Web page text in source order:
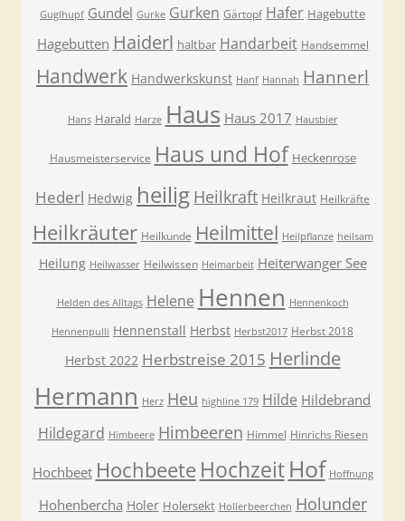
Guglhupf Gundel Gurke Gurken Gärtopf Hafer Hagebutte
Hagebutten Haiderl haltbar Handarbeit Handsemmel
Handwerk Handwerkskunst Hanf Hannah Hannerl
Hans Harald Harze Haus Haus 2017 Hausbier
Hausmeisterservice Haus und Hof Heckenrose
Hederl Hedwig heilig Heilkraft Heilkraut Heilkräfte
Heilkräuter Heilkunde Heilmittel Heilpflanze heilsam
Heilung Heilwasser Heilwissen Heimarbeit Heiterwanger See
Helden des Alltags Helene Hennen Hennenkoch
Hennenpulli Hennenstall Herbst Herbst2017 Herbst 2018
Herbst 2022 Herbstreise 2015 Herlinde
Hermann Herz Heu highline 179 Hilde Hildebrand
Hildegard Himbeere Himbeeren Himmel Hinrichs Riesen
Hochbeet Hochbeete Hochzeit Hof Hoffnung
Hohenbercha Holer Holersekt Hollerbeerchen Holunder